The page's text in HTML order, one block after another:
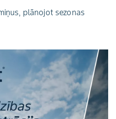
plānojot sezonas